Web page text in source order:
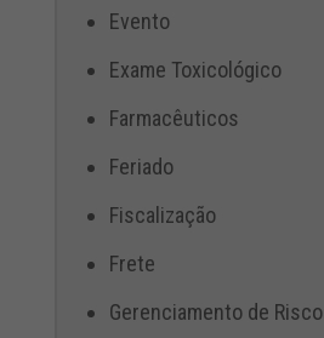
Evento
Exame Toxicológico
Farmacêuticos
Feriado
Fiscalização
Frete
Gerenciamento de Risco